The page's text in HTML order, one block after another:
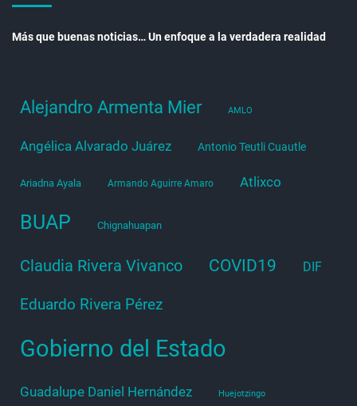
Más que buenas noticias… Un enfoque a la verdadera realidad
Alejandro Armenta Mier AMLO
Angélica Alvarado Juárez Antonio Teutli Cuautle
Ariadna Ayala Armando Aguirre Amaro Atlixco
BUAP Chignahuapan
Claudia Rivera Vivanco COVID19 DIF
Eduardo Rivera Pérez
Gobierno del Estado
Guadalupe Daniel Hernández Huejotzingo